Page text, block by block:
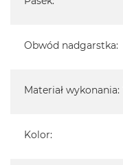
Obwód nadgarstka:
Materiał wykonania:
Kolor: